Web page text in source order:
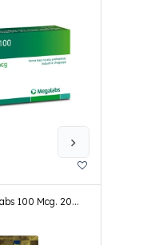
100 Mcg. 20